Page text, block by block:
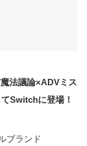
法議論×ADVミス
Switchに登場！
ブランド